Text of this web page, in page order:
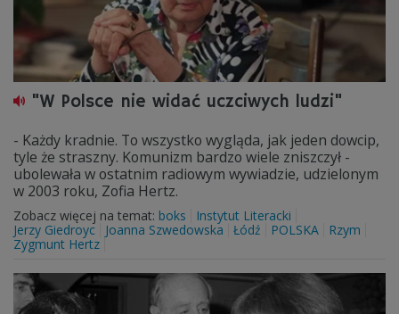
"W Polsce nie widać uczciwych ludzi"
- Każdy kradnie. To wszystko wygląda, jak jeden dowcip,
tyle że straszny. Komunizm bardzo wiele zniszczył -
ubolewała w ostatnim radiowym wywiadzie, udzielonym
w 2003 roku, Zofia Hertz.
Zobacz więcej na temat: boks
Instytut Literacki
Jerzy Giedroyc
Joanna Szwedowska Łódź POLSKA
Rzym
Zygmunt Hertz